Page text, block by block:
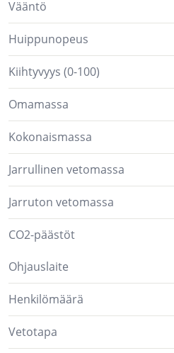
Vääntö
Huippunopeus
Kiihtyvyys (0-100)
Omamassa
Kokonaismassa
Jarrullinen vetomassa
Jarruton vetomassa
CO2-päästöt
Ohjauslaite
Henkilömäärä
Vetotapa